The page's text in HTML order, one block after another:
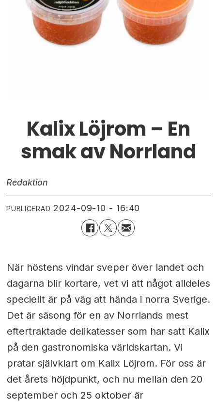
Kalix Löjrom – En
smak av Norrland
Redaktion
PUBLICERAD 2024-09-10 - 16:40
När höstens vindar sveper över landet och
dagarna blir kortare, vet vi att något alldeles
speciellt är på väg att hända i norra Sverige.
Det är säsong för en av Norrlands mest
eftertraktade delikatesser som har satt Kalix
på den gastronomiska världskartan. Vi
pratar självklart om Kalix Löjrom. För oss är
det årets höjdpunkt, och nu mellan den 20
september och 25 oktober är